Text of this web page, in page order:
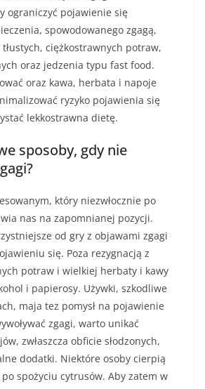
ograniczyć pojawienie się
spowodowanego zgagą,
ciężkostrawnych potraw,
oraz jedzenia typu fast food.
oraz kawa, herbata i napoje
ryzyko pojawienia się
lekkostrawna dietę.
sposoby, gdy nie
który niezwłocznie po
nas na zapomnianej pozycji.
od gry z objawami zgagi
się. Poza rezygnacją z
potraw i wielkiej herbaty i kawy
i papierosy. Używki, szkodliwe
maja tez pomysł na pojawienie
zgagi, warto unikać
zwłaszcza obficie słodzonych,
dodatki. Niektóre osoby cierpią
spożyciu cytrusów. Aby zatem w